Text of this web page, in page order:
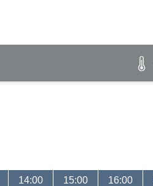
14:00 15:00 16:00